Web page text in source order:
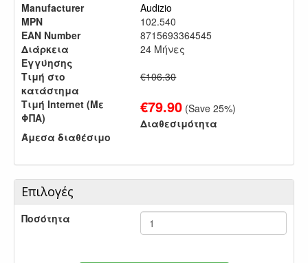
Manufacturer
Audizio
MPN
102.540
EAN Number
8715693364545
Διάρκεια
Εγγύησης
24 Μήνες
Τιμή στο
κατάστημα
€106.30
Τιμή Internet (Με
ΦΠΑ)
€79.90 (Save25%)
Διαθεσιμότητα
Άμεσα διαθέσιμο
Επιλογές
Ποσότητα